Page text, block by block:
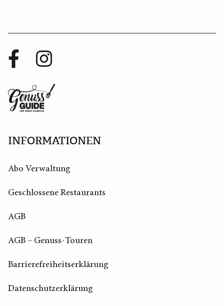
Facebook
Profil
Instagram
Zurück
zur
INFORMATIONEN
Abo Verwaltung
Geschlossene Restaurants
AGB
AGB – Genuss-Touren
Barrierefreiheitserklärung
Datenschutzerklärung